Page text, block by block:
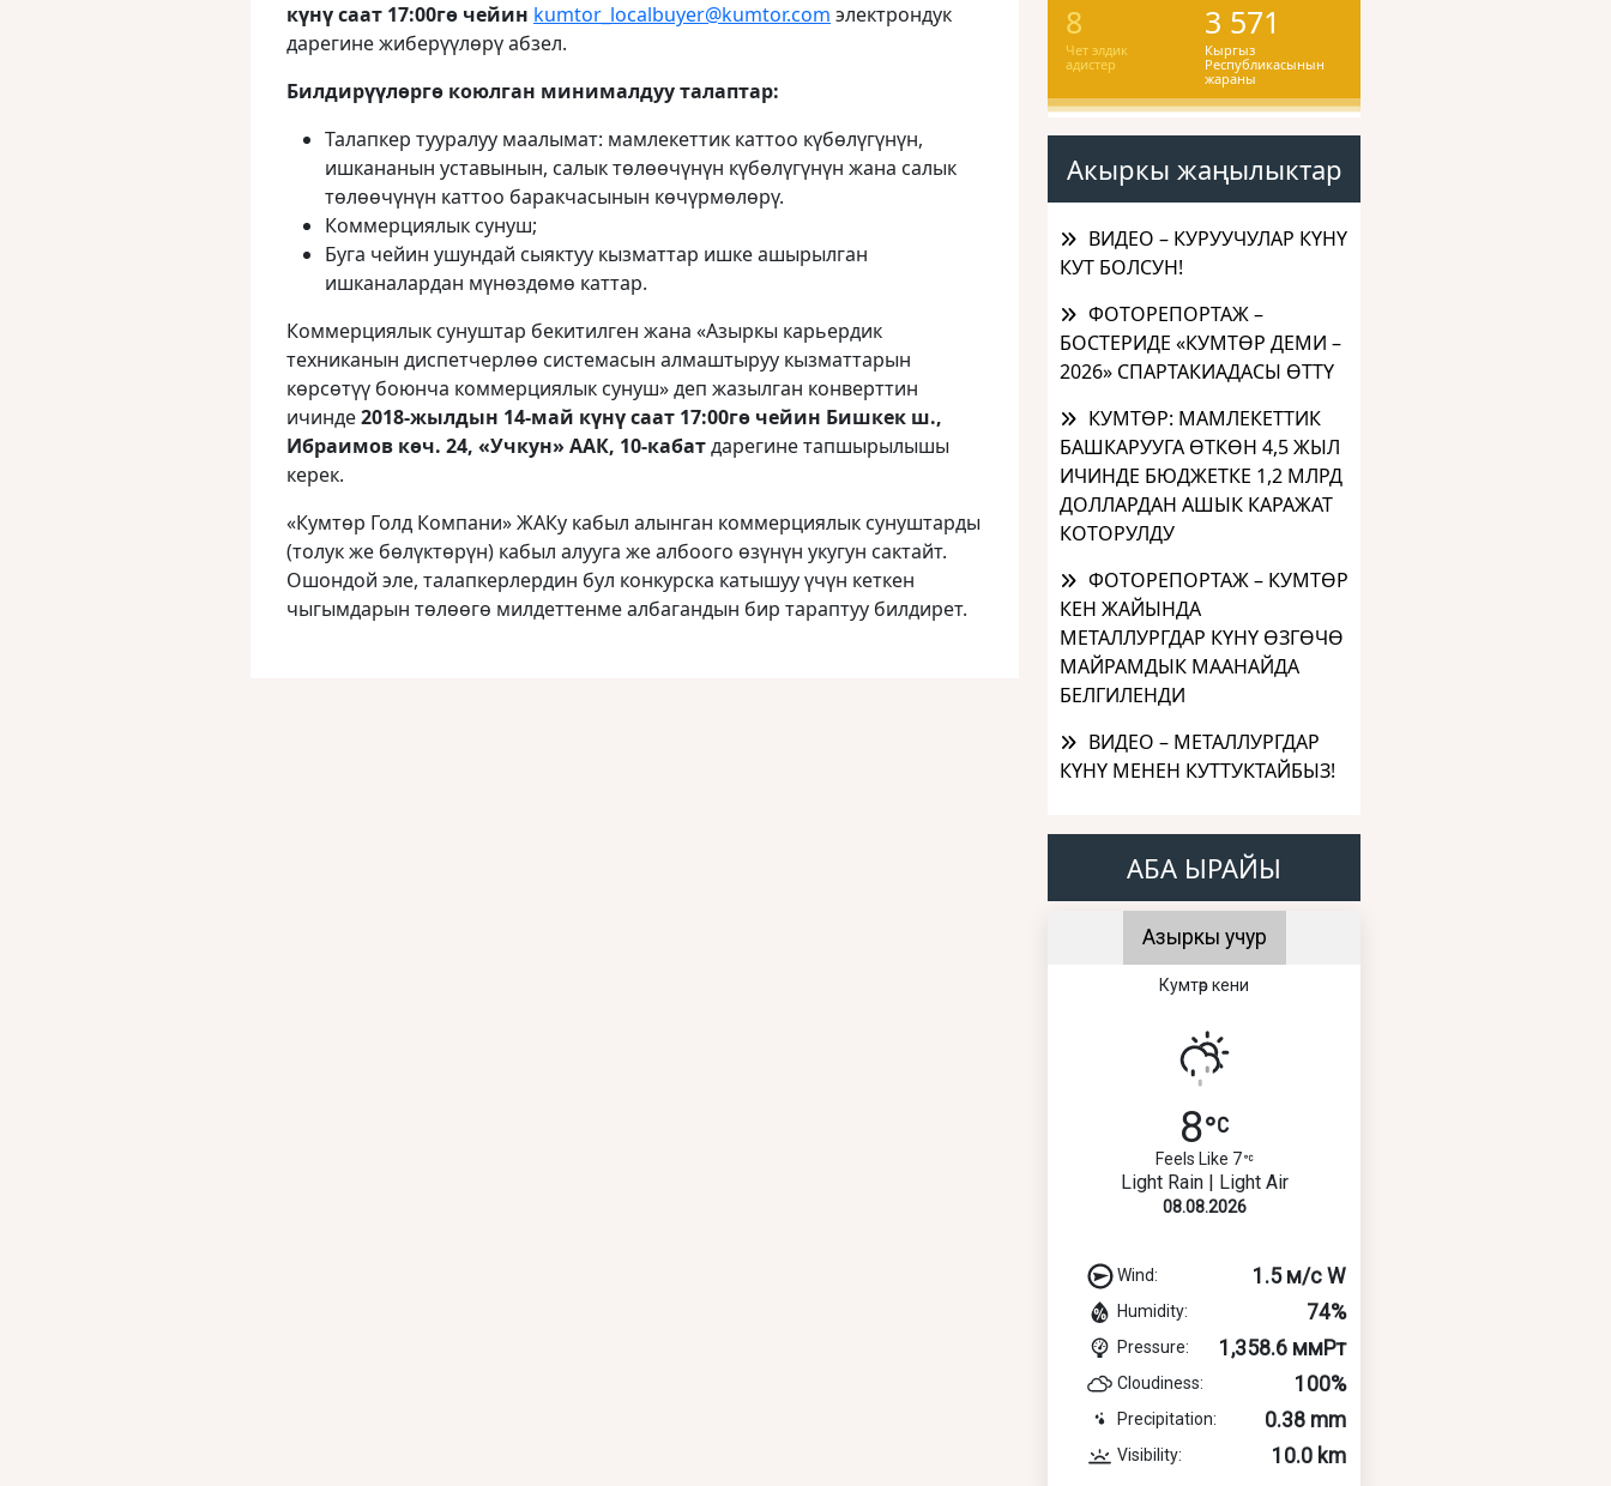
күнү саат 17:00гө чейин kumtor_localbuyer@kumtor.com электрондук
дарегине жиберүүлөрү абзел.
Билдирүүлөргө коюлган минималдуу талаптар:
Талапкер тууралуу маалымат: мамлекеттик каттоо күбөлүгүнүн,
ишкананын уставынын, салык төлөөчүнүн күбөлүгүнүн жана салык
төлөөчүнүн каттоо баракчасынын көчүрмөлөрү.
Коммерциялык сунуш;
Буга чейин ушундай сыяктуу кызматтар ишке ашырылган
ишканалардан мүнөздөмө каттар.
Коммерциялык сунуштар бекитилген жана «Азыркы карьердик
техниканын диспетчерлөө системасын алмаштыруу кызматтарын
көрсөтүү боюнча коммерциялык сунуш» деп жазылган конверттин
ичинде2018-жылдын 14-май күнү саат 17:00гө чейин Бишкек ш.,
Ибраимов көч. 24, «Учкун» ААК, 10-кабатдарегине тапшырылышы
керек.
«Кумтөр Голд Компани» ЖАКу кабыл алынган коммерциялык сунуштарды
(толук же бѳлүктөрүн) кабыл алууга же албоого өзүнүн укугун сактайт.
Ошондой эле, талапкерлердин бул конкурска катышуу үчүн кеткен
чыгымдарын төлөөгө милдеттенме албагандын бир тараптуу билдирет.
8
Чет элдик
адистер
3 571
Кыргыз
Республикасынын
жараны
Акыркы жаңылыктар
ВИДЕО – КУРУУЧУЛАР КҮНҮ
КУТ БОЛСУН!
ФОТОРЕПОРТАЖ –
БОСТЕРИДЕ «КУМТӨР ДЕМИ –
2026» СПАРТАКИАДАСЫ ӨТТҮ
КУМТӨР: МАМЛЕКЕТТИК
БАШКАРУУГА ӨТКӨН 4,5 ЖЫЛ
ИЧИНДЕ БЮДЖЕТКЕ 1,2 МЛРД
ДОЛЛАРДАН АШЫК КАРАЖАТ
КОТОРУЛДУ
ФОТОРЕПОРТАЖ – КУМТӨР
КЕН ЖАЙЫНДА
МЕТАЛЛУРГДАР КҮНҮ ӨЗГӨЧӨ
МАЙРАМДЫК МААНАЙДА
БЕЛГИЛЕНДИ
ВИДЕО – МЕТАЛЛУРГДАР
КҮНҮ МЕНЕН КУТТУКТАЙБЫЗ!
АБА ЫРАЙЫ
Азыркы учур
Кумтөр кени
8
Feels Like 7
Light Rain | Light Air
08.08.2026
Wind: 1.5 м/с W
Humidity: 74%
Pressure: 1,358.6 ммРт
Cloudiness: 100%
Precipitation: 0.38 mm
Visibility: 10.0 km